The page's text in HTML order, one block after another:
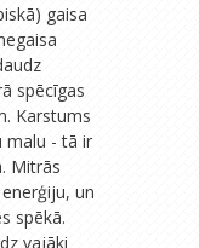
gaisa
spēcīgas
Karstums
malu - tā ir
Mitrās
un
spēkā.
vajāki